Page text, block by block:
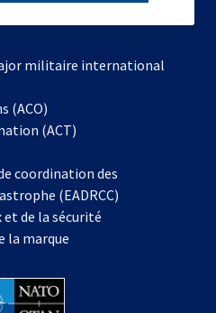
militaire international
(ACO)
dans
nouvel
onglet
(ACT)
coordination des
(EADRCC)
et de la sécurité
la marque